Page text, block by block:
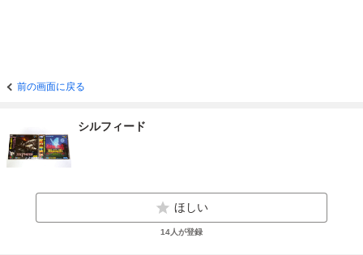
前の画面に戻る
シルフィード
ほしい
14人が登録